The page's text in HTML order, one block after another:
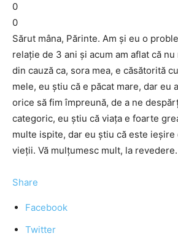
0
0
Sărut mâna, Părinte. Am şi eu o
relaţie de 3 ani şi acum am aflat că
din cauză ca, sora mea, e căsătorită
mele, eu ştiu că e păcat mare, dar eu
orice să fim împreună, de a ne
categoric, eu ştiu că viaţa e foarte
multe ispite, dar eu ştiu că este
vieţii. Vă mulţumesc mult, la revedere.
Share
Facebook
Twitter